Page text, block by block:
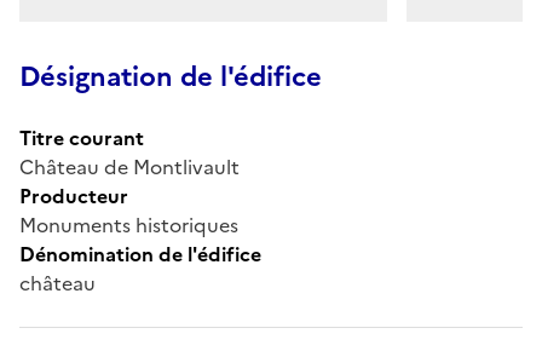
Désignation de l'édifice
Titre courant
Château de Montlivault
Producteur
Monuments historiques
Dénomination de l'édifice
château